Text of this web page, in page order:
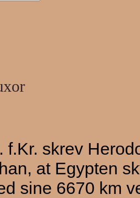
f.Kr. skrev
at Egypten
sine 6670 km